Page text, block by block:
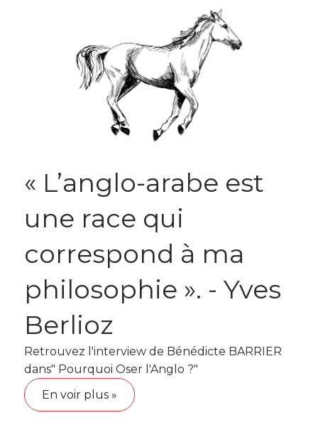
« L’anglo-arabe est
une race qui
correspond à ma
philosophie ». - Yves
Berlioz
Retrouvez l'interview de Bénédicte BARRIER
dans" Pourquoi Oser l'Anglo ?"
En voir plus »